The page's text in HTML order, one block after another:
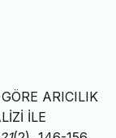
ARICILIK
İLE